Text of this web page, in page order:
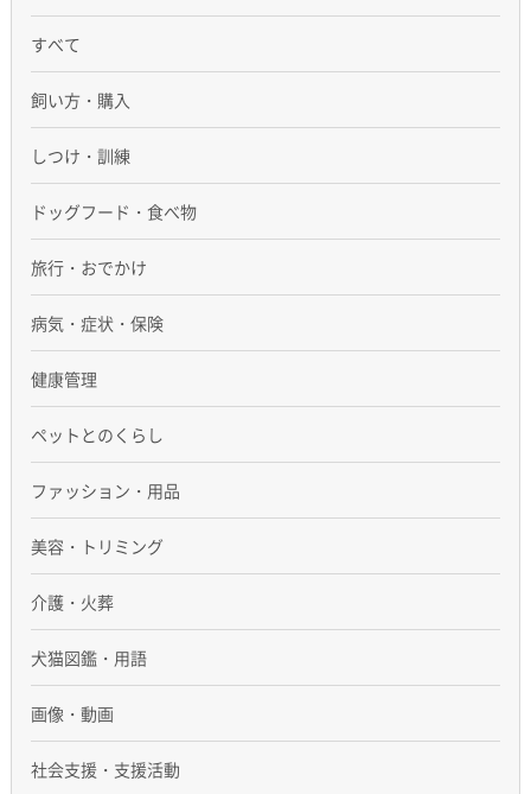
すべて
飼い方・購入
しつけ・訓練
ドッグフード・食べ物
旅行・おでかけ
病気・症状・保険
健康管理
ペットとのくらし
ファッション・用品
美容・トリミング
介護・火葬
犬猫図鑑・用語
画像・動画
社会支援・支援活動